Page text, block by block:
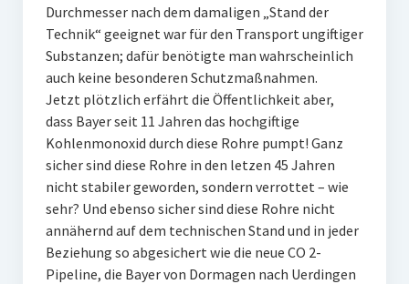
Durchmesser nach dem damaligen „Stand der
Technik“ geeignet war für den Transport ungiftiger
Substanzen; dafür benötigte man wahrscheinlich
auch keine besonderen Schutzmaßnahmen.
Jetzt plötzlich erfährt die Öffentlichkeit aber,
dass Bayer seit 11 Jahren das hochgiftige
Kohlenmonoxid durch diese Rohre pumpt! Ganz
sicher sind diese Rohre in den letzen 45 Jahren
nicht stabiler geworden, sondern verrottet – wie
sehr? Und ebenso sicher sind diese Rohre nicht
annähernd auf dem technischen Stand und in jeder
Beziehung so abgesichert wie die neue CO 2-
Pipeline, die Bayer von Dormagen nach Uerdingen